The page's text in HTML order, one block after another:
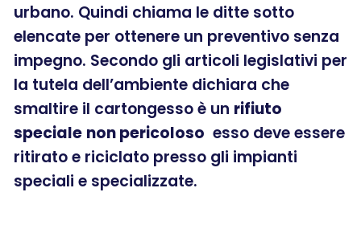
urbano. Quindi chiama le ditte sotto
elencate per ottenere un preventivo senza
impegno. Secondo gli articoli legislativi per
la tutela dell’ambiente dichiara che
smaltire il cartongesso è un rifiuto
speciale non pericoloso esso deve essere
ritirato e riciclato presso gli impianti
speciali e specializzate.